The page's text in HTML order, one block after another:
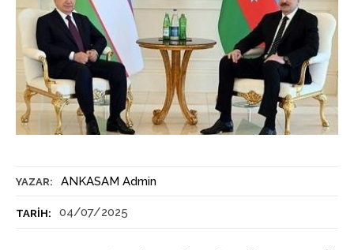
YAZAR: ANKASAM Admin
TARIH: 04/07/2025